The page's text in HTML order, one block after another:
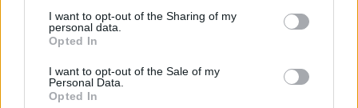
I want to opt-out of the Sharing of my
personal data.
Opted In
I want to opt-out of the Sale of my
Personal Data.
Opted In
Poesie sulla primavera: Sonetto
Sono stato assente da te nella primavera,
quando lo sfarzoso Aprile, vestito di
magnificenza,